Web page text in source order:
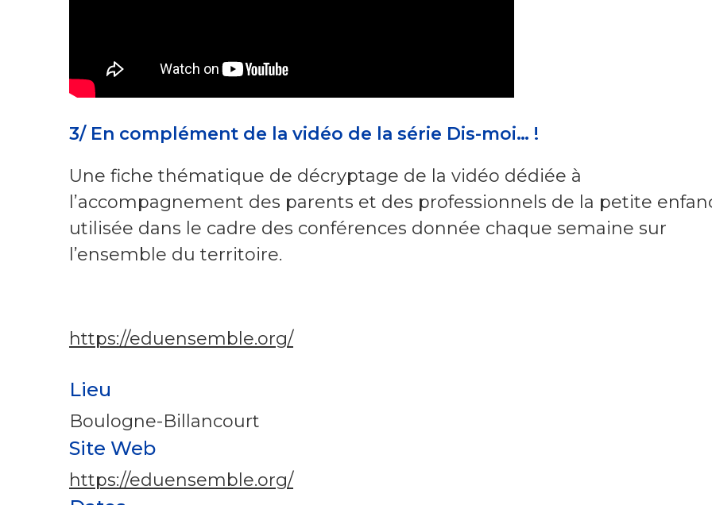
3/ En complément de la vidéo de la série Dis-moi… !
Une fiche thématique de décryptage de la vidéo dédiée à
l’accompagnement des parents et des professionnels de la petite
utilisée dans le cadre des conférences donnée chaque semaine sur
l’ensemble du territoire.
https://eduensemble.org/
Lieu
Boulogne-Billancourt
Site Web
https://eduensemble.org/